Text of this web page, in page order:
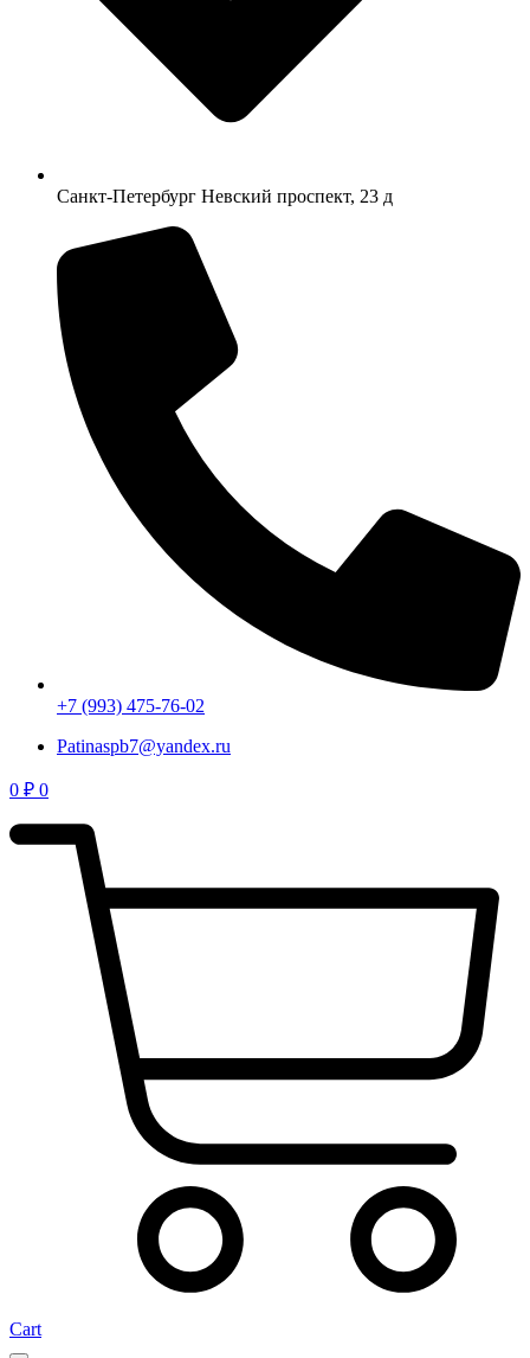
Санкт-Петербург Невский проспект, 23 д
+7 (993) 475-76-02
Patinaspb7@yandex.ru
0 ₽ 0
Cart